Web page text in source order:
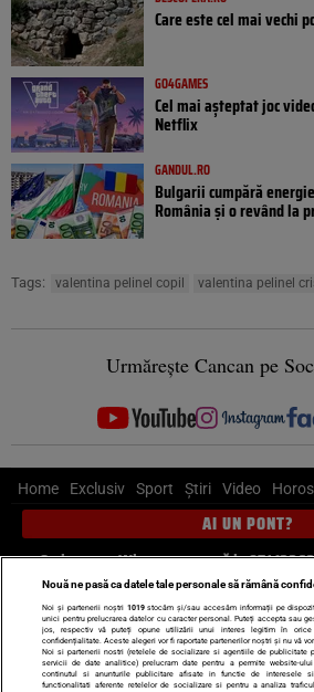
Care este cel mai vechi
GO4GAMES
Cel mai așteptat joc
Netflix
GANDUL.RO
Bulgarii cumpără
România și o revând la
Tags: valentina pelinel copil valentina pelinel
Urmărește Cancan pe
Home Exclusiv Sport Știri Video
AI UN PONT?
Scrie-ne pe Whatsapp, sună la
pont@cancan.ro
Știri interne Știri externe
Ultimele stiri
Diete Insula Iubirii
Nouă ne pasă ca datele tale personale să rămână
Noi și partenerii noștri 1019stocăm și/sau accesăm informații pe
unici pentru prelucrarea datelor cu caracter personal. Puteți accepta sau
jos, respectiv vă puteți opune utilizării unui interes legitim în
confidențialitate. Aceste alegeri vor fi raportate partenerilor noștri și nu vă
Noi si partenerii nostri (retelele de socializare si agentiile de publicitate
servicii de date analitice) prelucram date pentru a permite website-
continutul si anunturile publicitare afisate in functie de interesele
functionalitati aferente retelelor de socializare si pentru a analiza